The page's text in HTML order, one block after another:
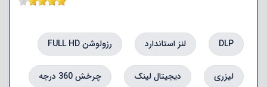
DLP لنز استاندارد رزولوشن FULL HD
لیزری دیجیتال لینک چرخش 360 درجه